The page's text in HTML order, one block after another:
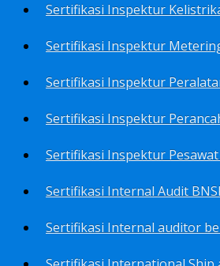
Sertifikasi Inspektur
Sertifikasi Inspektur
Sertifikasi Inspektur
Sertifikasi Inspektur
Sertifikasi Internal Audit